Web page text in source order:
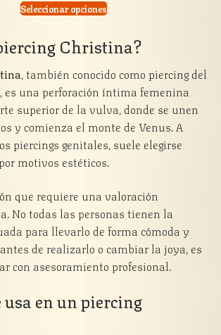
Seleccionar opciones
Christina?
, también conocido como piercing del
es una perforación íntima femenina
superior de la vulva, donde se unen
y comienza el monte de Venus. A
piercings genitales, suele elegirse
motivos estéticos.
que requiere una valoración
No todas las personas tienen la
para llevarlo de forma cómoda y
de realizarlo o cambiar la joya, es
con asesoramiento profesional.
usa en un piercing